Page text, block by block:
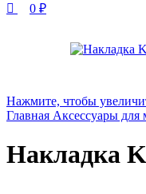
0 ₽
Нажмите, чтобы
Главная Аксессуары для
Накладка